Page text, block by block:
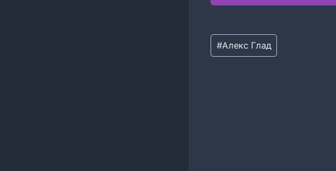
Метки
записи:
#Алекс Глад